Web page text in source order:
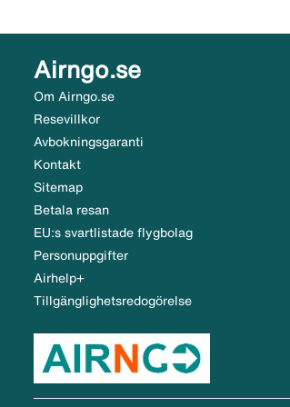
Airngo.se
Om Airngo.se
Resevillkor
Avbokningsgaranti
Kontakt
Sitemap
Betala resan
EU:s svartlistade flygbolag
Personuppgifter
Airhelp+
Tillgänglighetsredogörelse